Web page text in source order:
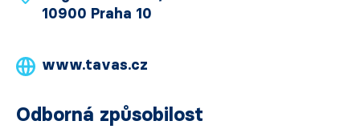
10900 Praha 10
www.tavas.cz
Odborná způsobilost